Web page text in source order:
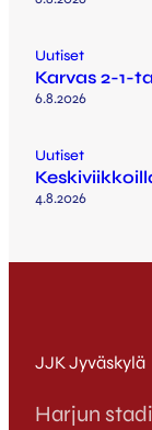
Uutiset
Karvas 2-1-
6.8.2026
Uutiset
4.8.2026
JJK Jyväskylä
Harjun